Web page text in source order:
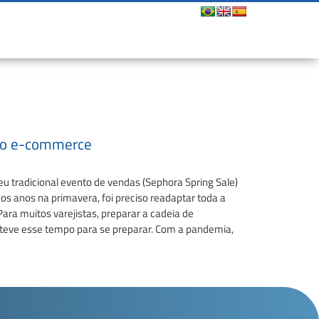
e-commerce
tradicional evento de vendas (Sephora Spring Sale)
anos na primavera, foi preciso readaptar toda a
muitos varejistas, preparar a cadeia de
esse tempo para se preparar. Com a pandemia,